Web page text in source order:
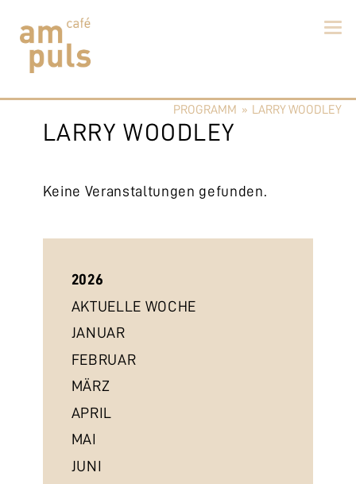
Cafe am Puls
Der beste Kaffee im Zollikerberg
PROGRAMM » LARRY WOODLEY
LARRY WOODLEY
Keine Veranstaltungen gefunden.
2026
AKTUELLE WOCHE
JANUAR
FEBRUAR
MÄRZ
APRIL
MAI
JUNI